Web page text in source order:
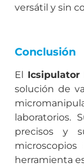
versátil y sin
Conclusión
El Icsipulator
solución de
laboratorios.
precisos y
herramienta